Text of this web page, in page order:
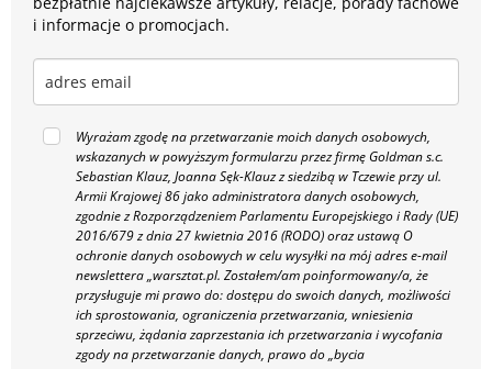
i informacje o promocjach.
Wyrażam zgodę na przetwarzanie moich danych osobowych,
wskazanych w powyższym formularzu przez firmę Goldman s.c.
Sebastian Klauz, Joanna Sęk-Klauz z siedzibą w Tczewie przy ul.
Armii Krajowej 86 jako administratora danych osobowych,
zgodnie z Rozporządzeniem Parlamentu Europejskiego i Rady (UE)
2016/679 z dnia 27 kwietnia 2016 (RODO) oraz ustawą O
ochronie danych osobowych w celu wysyłki na mój adres e-mail
newslettera „warsztat.pl. Zostałem/am poinformowany/a, że
przysługuje mi prawo do: dostępu do swoich danych, możliwości
ich sprostowania, ograniczenia przetwarzania, wniesienia
sprzeciwu, żądania zaprzestania ich przetwarzania i wycofania
zgody na przetwarzanie danych, prawo do „bycia